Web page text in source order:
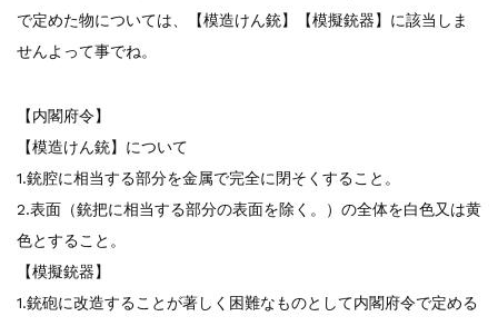
で定めた物については、【模造けん銃】【模擬銃器】に該当しま
せんよって事でね。
【内閣府令】
【模造けん銃】について
1.銃腔に相当する部分を金属で完全に閉そくすること。
2.表面（銃把に相当する部分の表面を除く。）の全体を白色又は黄
色とすること。
【模擬銃器】
1.銃砲に改造することが著しく困難なものとして内閣府令で定める